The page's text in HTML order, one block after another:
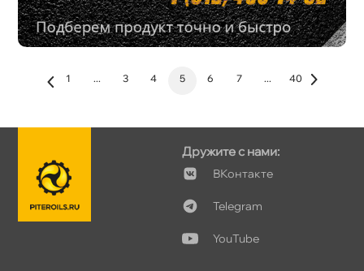
1 ... 3 4 5 6 7 ... 40
Дружите с нами:
Контакте
Telegram
YouTube